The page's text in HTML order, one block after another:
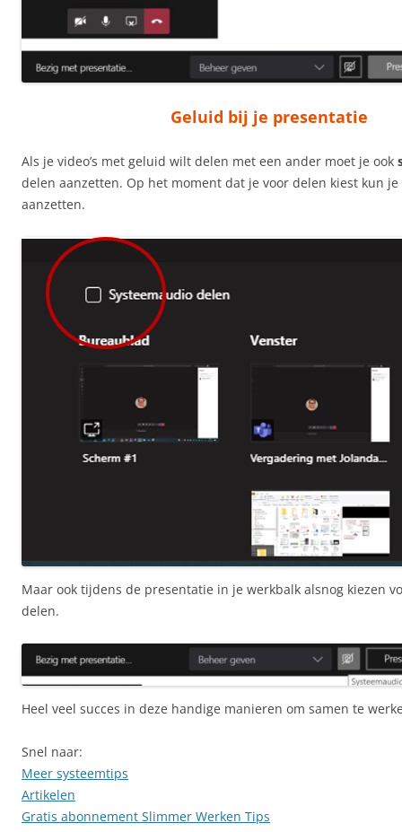
Geluid bij je presentatie
Als je video’s met geluid wilt delen met een ander moet je ook
delen aanzetten. Op het moment dat je voor delen kiest kun
aanzetten.
Maar ook tijdens de presentatie in je werkbalk alsnog kiezen
delen.
Heel veel succes in deze handige manieren om samen te
Snel naar:
Meer systeemtips
Artikelen
Gratis abonnement Slimmer Werken Tips